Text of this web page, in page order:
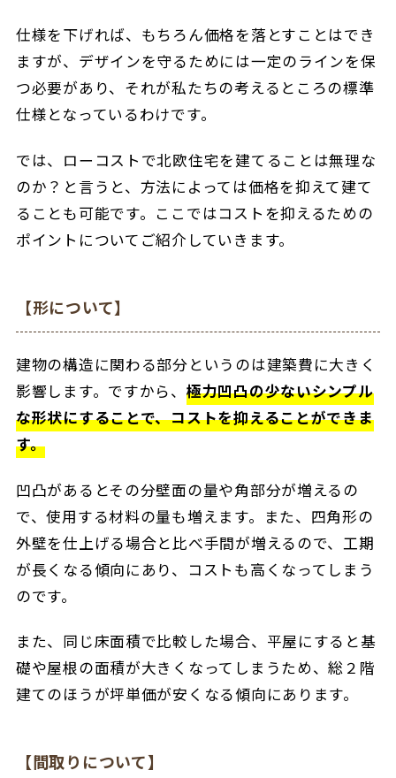
仕様を下げれば、もちろん価格を落とすことはでき
ますが、デザインを守るためには一定のラインを保
つ必要があり、それが私たちの考えるところの標準
仕様となっているわけです。
では、ローコストで北欧住宅を建てることは無理な
のか？と言うと、方法によっては価格を抑えて建て
ることも可能です。ここではコストを抑えるための
ポイントについてご紹介していきます。
【形について】
建物の構造に関わる部分というのは建築費に大きく
影響します。ですから、 極力凹凸の少ないシンプル
な形状にすることで、コストを抑えることができま
す。
凹凸があるとその分壁面の量や角部分が増えるの
で、使用する材料の量も増えます。また、四角形の
外壁を仕上げる場合と比べ手間が増えるので、工期
が長くなる傾向にあり、コストも高くなってしまう
のです。
また、同じ床面積で比較した場合、平屋にすると基
礎や屋根の面積が大きくなってしまうため、総２階
建てのほうが坪単価が安くなる傾向にあります。
【間取りについて】